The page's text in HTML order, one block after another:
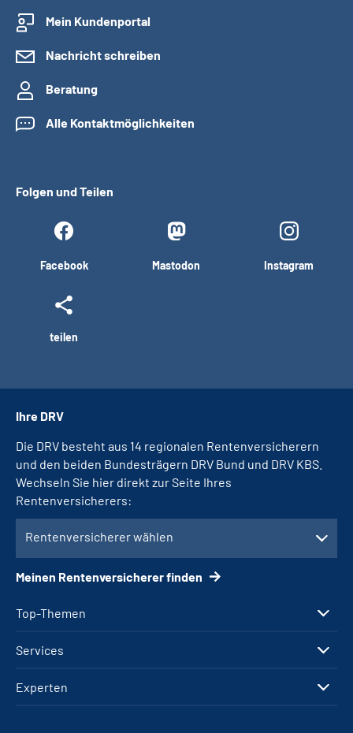
Mein Kundenportal
Nachricht schreiben
Beratung
Alle Kontaktmöglichkeiten
Folgen und Teilen
Facebook Mastodon Instagram
teilen
Top-Themen
Services
Experten
Ihre DRV
Die DRV besteht aus 14 regionalen Rentenversicherern
und den beiden Bundesträgern DRV Bund und DRV KBS.
Wechseln Sie hier direkt zur Seite Ihres
Rentenversicherers:
Rentenversicherer wählen
Meinen Rentenversicherer finden